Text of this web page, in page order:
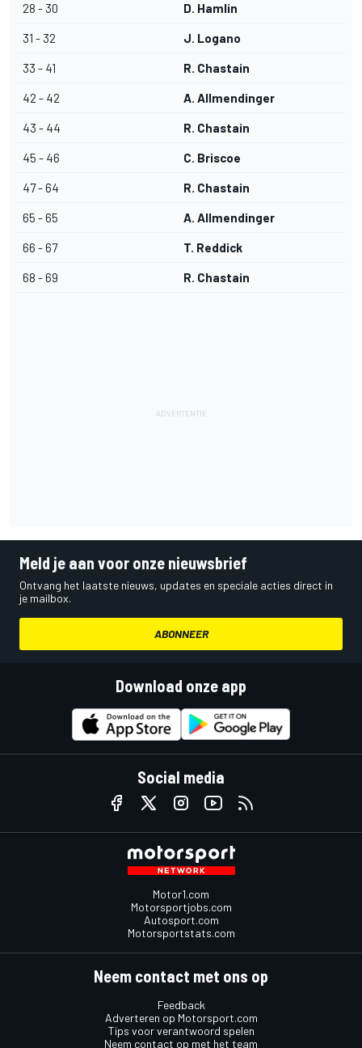
28 - 30 D. Hamlin
31 - 32 J. Logano
33 - 41 R. Chastain
42 - 42 A. Allmendinger
43 - 44 R. Chastain
45 - 46 C. Briscoe
47 - 64 R. Chastain
65 - 65 A. Allmendinger
66 - 67 T. Reddick
68 - 69 R. Chastain
Meld je aan voor onze nieuwsbrief
Ontvang het laatste nieuws, updates en speciale acties direct in
je mailbox.
ABONNEER
Download onze app
Social media
Motor1.com
Motorsportjobs.com
Autosport.com
Motorsportstats.com
Neem contact met ons op
Feedback
Adverteren op Motorsport.com
Tips voor verantwoord spelen
Neem contact op met het team